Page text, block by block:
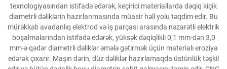
texnologiyasından istifadə edərək, keçirici materiallarda dəqiq kiçik
diametrli dəliklərin hazırlanmasında müasir həll yolu təqdim edir. Bu
mürəkkəb avadanlıq elektrod və iş parçası arasında nəzarətli elektrik
boşalmalarından istifadə edərək, yüksək dəqiqlikli 0,1 mm-dən 3,0
mm-ə qədər diametrli dəliklər əmələ gətirmək üçün materialı eroziya
edərək çıxarır. Maşın dərin, düz dəliklər hazırlamaqda üstünlük təşkil